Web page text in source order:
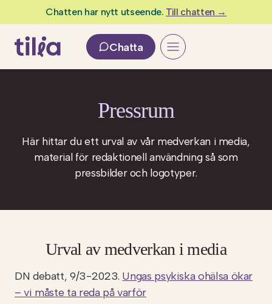
to
content
Chatten har nytt utseende. Till chatten →
Chatta
Pressrum
Här hittar du ett urval av vår medverkan i media,
material för redaktionell användning så som
pressbilder och logotyper.
Urval av medverkan i media
DN debatt, 9/3-2023. Ungas psykiska ohälsa ökar
– vi måste ta reda på varför